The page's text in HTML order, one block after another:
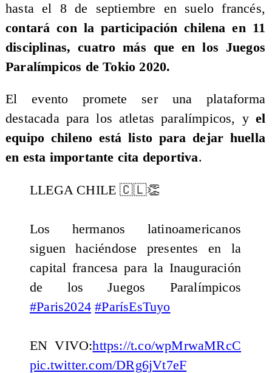
hasta el 8 de septiembre en suelo francés,
contará con la participación chilena en 11
disciplinas, cuatro más que en los Juegos
Paralímpicos de Tokio 2020.
El evento promete ser una plataforma
destacada para los atletas paralímpicos, y el
equipo chileno está listo para dejar huella
en esta importante cita deportiva.
LLEGA CHILE 🇨🇱👏
Los hermanos latinoamericanos
siguen haciéndose presentes en la
capital francesa para la Inauguración
de los Juegos Paralímpicos
#Paris2024 #ParísEsTuyo
EN VIVO:https://t.co/wpMrwaMRcC
pic.twitter.com/DRg6jVt7eF